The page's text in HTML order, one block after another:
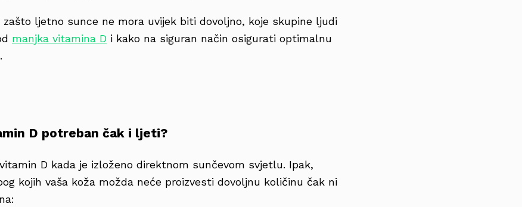
ljetno sunce ne mora uvijek biti dovoljno, koje skupine ljudi
manjka vitamina D i kako na siguran način osigurati optimalnu
D potreban čak i ljeti?
D kada je izloženo direktnom sunčevom svjetlu. Ipak,
kojih vaša koža možda neće proizvesti dovoljnu količinu čak ni